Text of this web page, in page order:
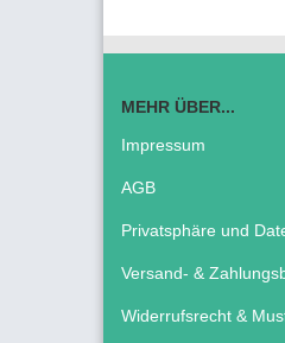
MEHR ÜBER...
Impressum
AGB
Privatsphäre und
Versand- &
Widerrufsrecht &